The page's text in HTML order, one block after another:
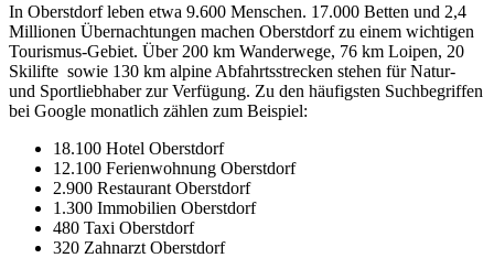
In Oberstdorf leben etwa 9.600 Menschen. 17.000 Betten und 2,4
Millionen Übernachtungen machen Oberstdorf zu einem wichtigen
Tourismus-Gebiet. Über 200 km Wanderwege, 76 km Loipen, 20
Skilifte sowie 130 km alpine Abfahrtsstrecken stehen für Natur-
und Sportliebhaber zur Verfügung. Zu den häufigsten Suchbegriffen
bei Google monatlich zählen zum Beispiel:
18.100 Hotel Oberstdorf
12.100 Ferienwohnung Oberstdorf
2.900 Restaurant Oberstdorf
1.300 Immobilien Oberstdorf
480 Taxi Oberstdorf
320 Zahnarzt Oberstdorf